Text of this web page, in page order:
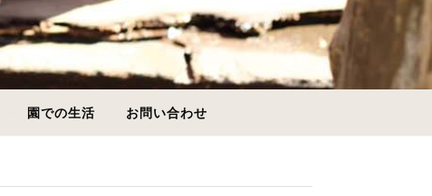
園での生活 お問い合わせ